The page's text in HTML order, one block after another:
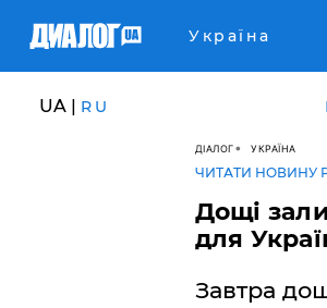
Україна
UA | RU
ДІАЛОГ УКРАЇНА
ЧИТАТИ НОВИНУ
Дощі
для
Завтра